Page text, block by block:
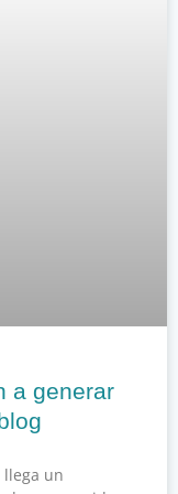
a generar
un